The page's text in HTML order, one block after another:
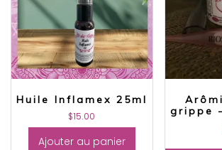
Huile Inflamex 25ml
$15.00
Ajouter au panier
grippe